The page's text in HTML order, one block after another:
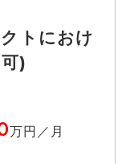
トにおけ
)
万円／月